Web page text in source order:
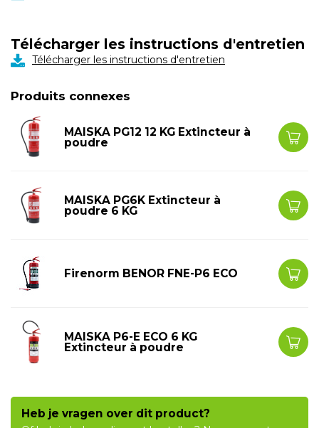
Télécharger les instructions d'entretien
Télécharger les instructions d'entretien
Produits connexes
MAISKA PG12 12 KG Extincteur à
poudre
MAISKA PG6K Extincteur à
poudre 6 KG
Firenorm BENOR FNE-P6 ECO
MAISKA P6-E ECO 6 KG
Extincteur à poudre
Heb je vragen over dit product?